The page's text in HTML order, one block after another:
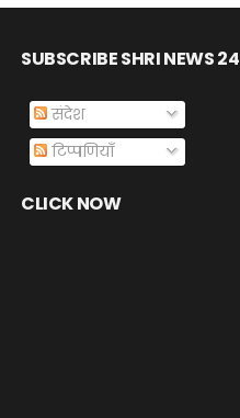
SUBSCRIBE SHRI NEWS 24
संदेश
टिप्पणियाँ
CLICK NOW